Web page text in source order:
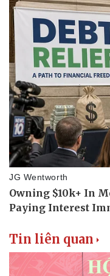
Thể thao
Bóng đá
Lịch thi đấu bóng đá
Thế giới thể thao
eSports
Hậu trường
Tin liên quan